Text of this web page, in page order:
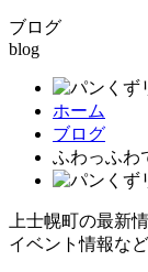
ブログ
blog
ホーム
ブログ
ふわっふわ
上士幌町の最新
イベント情報な